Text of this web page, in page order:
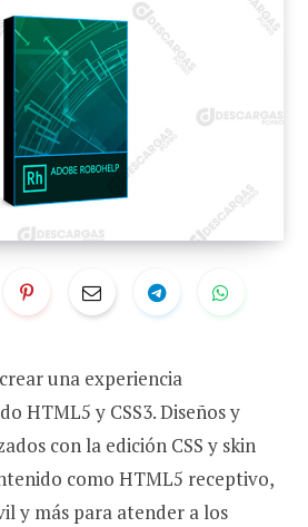
una experiencia
HTML5 y CSS3. Diseños y
con la edición CSS y skin
como HTML5 receptivo,
y más para atender a los